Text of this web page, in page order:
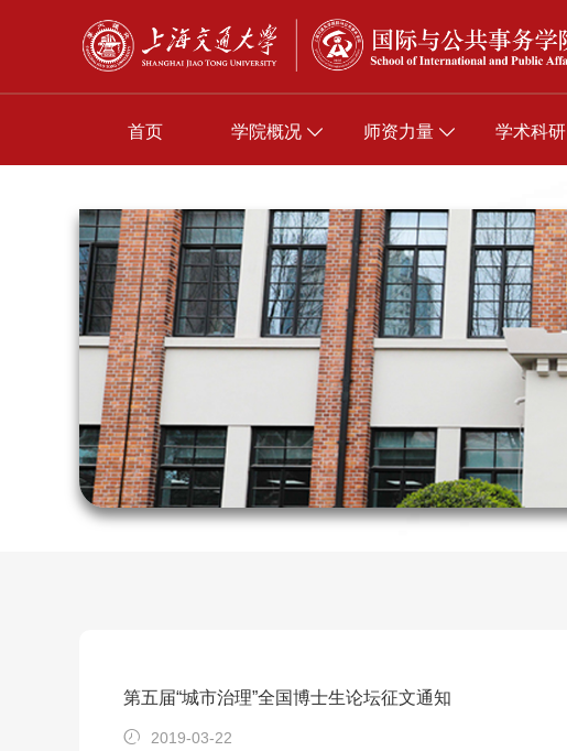
首页 学院概况 师资力量 学术科研
第五届“城市治理”全国博士生论坛征文通知
2019-03-22